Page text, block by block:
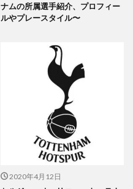
ナムの所属選手紹介、プロフィー
ルやプレースタイル〜
2020年4月12日